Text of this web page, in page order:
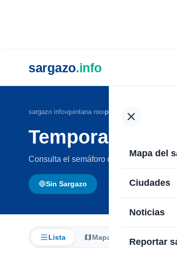
sargazo.info
Mapa del
Ciudades
Noticias
Reportar
sargazo info›quintana roo›puerto morelos
Temporada del
Consulta el semáforo del sargazo en las
🔵Sin Sargazo
Lista Mapa